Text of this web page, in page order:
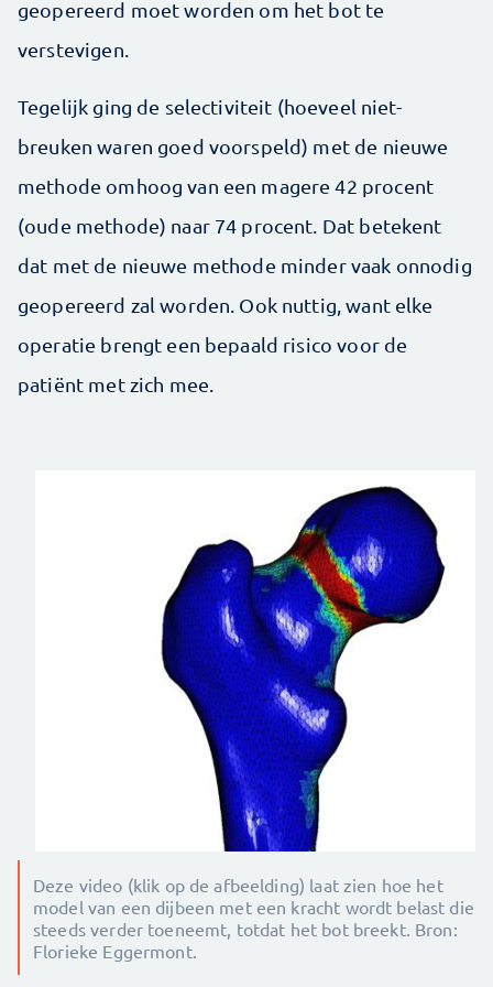
geopereerd moet worden om het bot te
verstevigen.
Tegelijk ging de selectiviteit (hoeveel niet-
breuken waren goed voorspeld) met de nieuwe
methode omhoog van een magere 42 procent
(oude methode) naar 74 procent. Dat betekent
dat met de nieuwe methode minder vaak onnodig
geopereerd zal worden. Ook nuttig, want elke
operatie brengt een bepaald risico voor de
patiënt met zich mee.
Deze video (klik op de afbeelding) laat zien hoe het
model van een dijbeen met een kracht wordt belast die
steeds verder toeneemt, totdat het bot breekt. Bron:
Florieke Eggermont.